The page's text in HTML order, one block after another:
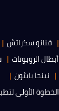
فنانو سكراتش
أبطال الروبوتات
نينجا بايثون
الخطوة الأولى